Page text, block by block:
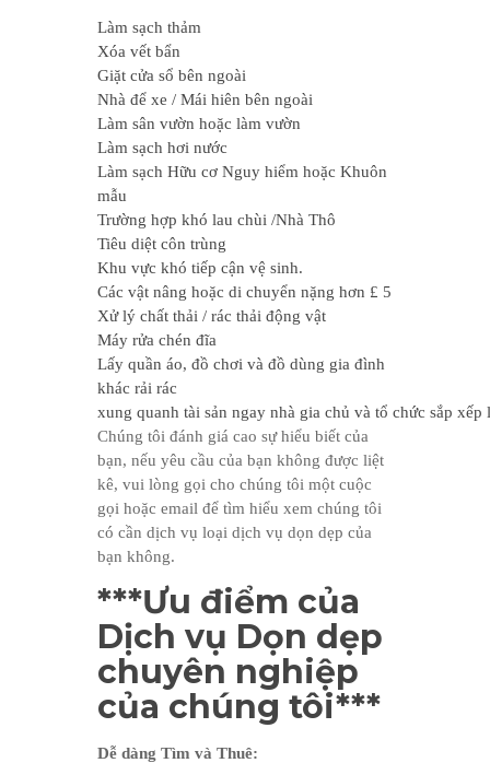
Làm sạch thảm
Xóa vết bẩn
Giặt cửa sổ bên ngoài
Nhà để xe / Mái hiên bên ngoài
Làm sân vườn hoặc làm vườn
Làm sạch hơi nước
Làm sạch Hữu cơ Nguy hiểm hoặc Khuôn
mẫu
Trường hợp khó lau chùi /Nhà Thô
Tiêu diệt côn trùng
Khu vực khó tiếp cận vệ sinh.
Các vật nâng hoặc di chuyển nặng hơn £ 5
Xử lý chất thải / rác thải động vật
Máy rửa chén đĩa
Lấy quần áo, đồ chơi và đồ dùng gia đình
khác rải rác
xung quanh tài sản ngay nhà gia chủ và tổ chức sắp xếp
Chúng tôi đánh giá cao sự hiểu biết của
bạn, nếu yêu cầu của bạn không được liệt
kê, vui lòng gọi cho chúng tôi một cuộc
gọi hoặc email để tìm hiểu xem chúng tôi
có cần dịch vụ loại dịch vụ dọn dẹp của
bạn không.
***Ưu điểm của
Dịch vụ Dọn dẹp
chuyên nghiệp
của chúng tôi***
Dễ dàng Tìm và Thuê: